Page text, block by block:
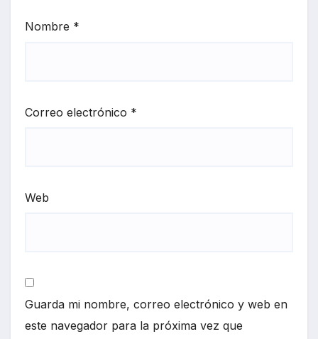
Nombre *
Correo electrónico *
Web
Guarda mi nombre, correo electrónico y web en
este navegador para la próxima vez que